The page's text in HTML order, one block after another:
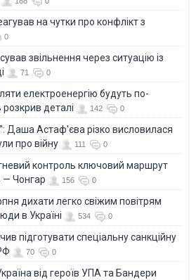
на чутки про конфлікт з
0
звільнення через ситуацію із
71 0
електроенергію будуть по-
деталі
142 0
Даша Астаф'єва різко висловилася
про війну
111 0
контроль ключовий маршрут
— Чонгар
156 0
дихати легко свіжим повітрям
в Україні
534 0
підготувати спеціальну санкційну
70 0
від героїв УПА та Бандери